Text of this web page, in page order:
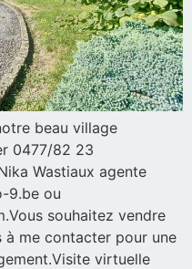
beau village
0477/82 23
Wastiaux agente
9.be ou
souhaitez vendre
à me contacter pour une
virtuelle